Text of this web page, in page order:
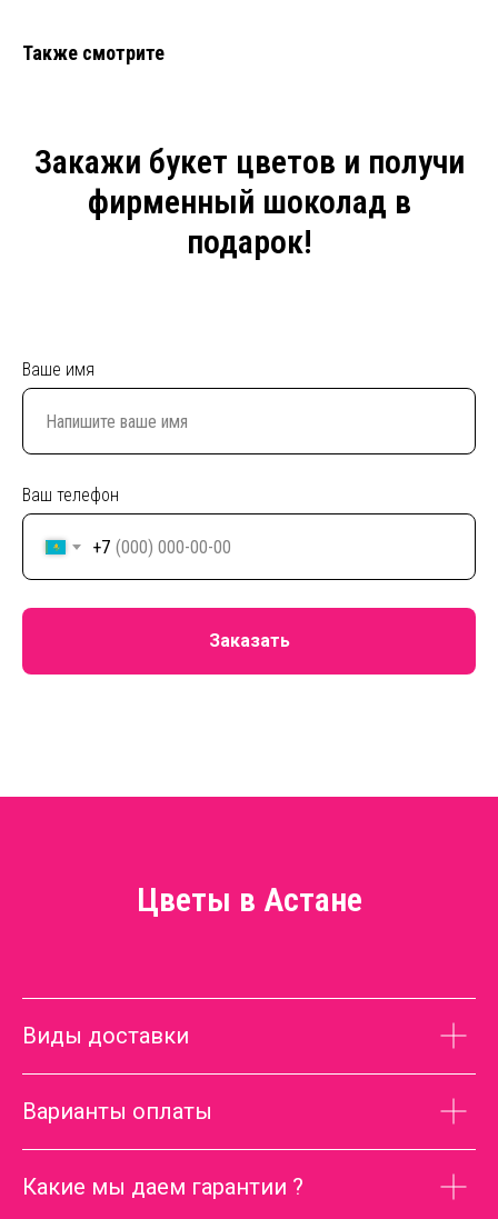
Также смотрите
Закажи букет цветов и получи
фирменный шоколад в
подарок!
Ваше имя
Ваш телефон
+7
Заказать
Цветы в Астане
Виды доставки
Варианты оплаты
Какие мы даем гарантии ?